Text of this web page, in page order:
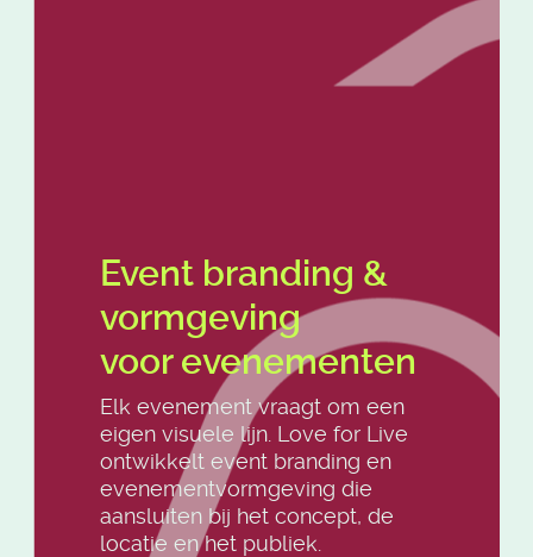
Event branding &
vormgeving
voor evenementen
Elk evenement vraagt om een
eigen visuele lijn. Love for Live
ontwikkelt event branding en
evenementvormgeving die
aansluiten bij het concept, de
locatie en het publiek.